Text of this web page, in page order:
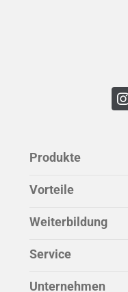
Produkte
Vorteile
Weiterbildung
Service
Unternehmen